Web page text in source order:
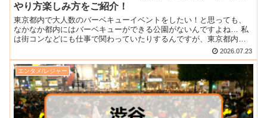
やり方楽しみ方をご紹介！
東京都内で大人数のバーベキューイベントをしたい！と思っても、
なかなか都内にはバーベキューができる公園がないんですよね… 私
は街コンなどにも仕事で関わっていたりするんですが、東京都内で
バーベキューがしやすい公園や河川敷、オススメのバーベキュー...
2026.07.23
エンタメ/レジャー